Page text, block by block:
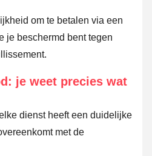
om te betalen via een
je beschermd bent tegen
je weet precies wat
dienst heeft een duidelijke
met de